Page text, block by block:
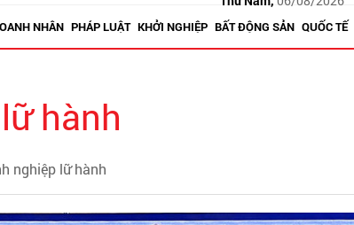
NHÂN PHÁP LUẬT KHỞI NGHIỆP BẤT ĐỘNG SẢN QUỐC TẾ
hành
nghiệp lữ hành